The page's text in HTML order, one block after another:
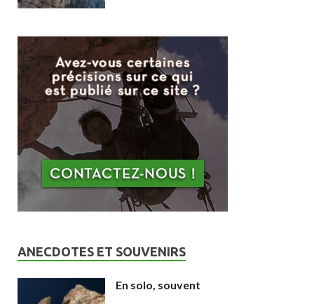
ANECDOTES ET SOUVENIRS
En solo, souvent